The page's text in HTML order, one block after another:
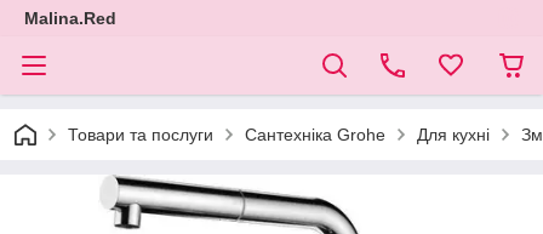
Malina.Red
Товари та послуги Сантехніка Grohe Для кухні